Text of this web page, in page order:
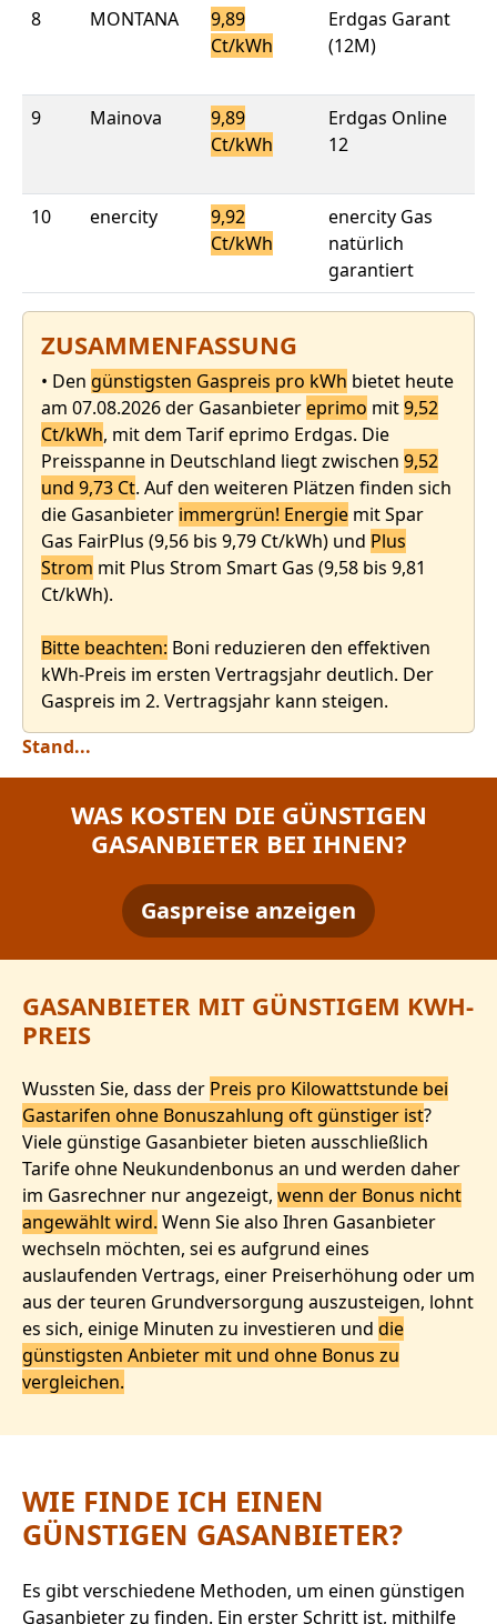
8
MONTANA
9,89
Ct/kWh
Erdgas Garant
(12M)
9
Mainova
9,89
Ct/kWh
Erdgas Online
12
10
enercity
9,92
Ct/kWh
enercity Gas
natürlich
garantiert
ZUSAMMENFASSUNG
• Den günstigsten Gaspreis pro kWh bietet heute
am 07.08.2026der Gasanbietereprimo mit9,52
Ct/kWh, mit dem Tarif eprimo Erdgas. Die
Preisspanne in Deutschland liegt zwischen 9,52
und 9,73 Ct. Auf den weiteren Plätzen finden sich
die Gasanbieter immergrün! Energie mit Spar
Gas FairPlus (9,56 bis 9,79 Ct/kWh) und Plus
Strom mit Plus Strom Smart Gas (9,58 bis 9,81
Ct/kWh).
Bitte beachten: Boni reduzieren den effektiven
kWh-Preis im ersten Vertragsjahr deutlich. Der
Gaspreis im 2. Vertragsjahr kann steigen.
Stand...
WAS KOSTEN DIE GÜNSTIGEN
GASANBIETER BEI IHNEN?
Gaspreise anzeigen
GASANBIETER MIT GÜNSTIGEM KWH-
PREIS
Wussten Sie, dass der Preis pro Kilowattstunde bei
Gastarifen ohne Bonuszahlung oft günstiger ist?
Viele günstige Gasanbieter bieten ausschließlich
Tarife ohne Neukundenbonus an und werden daher
im Gasrechner nur angezeigt, wenn der Bonus nicht
angewählt wird. Wenn Sie also Ihren Gasanbieter
wechseln möchten, sei es aufgrund eines
auslaufenden Vertrags, einer Preiserhöhung oder um
aus der teuren Grundversorgung auszusteigen, lohnt
es sich, einige Minuten zu investieren und die
günstigsten Anbieter mit und ohne Bonus zu
vergleichen.
WIE FINDE ICH EINEN
GÜNSTIGEN GASANBIETER?
Es gibt verschiedene Methoden, um einen günstigen
Gasanbieter zu finden. Ein erster Schritt ist, mithilfe